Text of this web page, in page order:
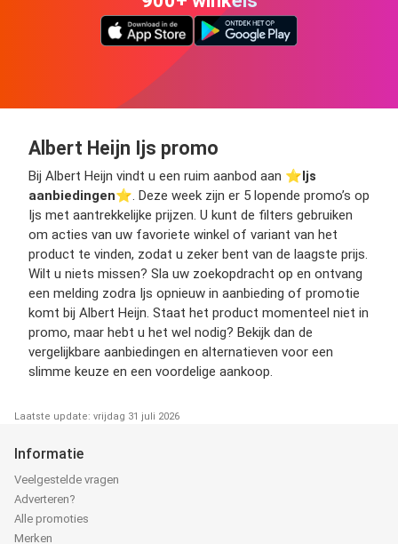
Albert Heijn Ijs promo
Bij Albert Heijn vindt u een ruim aanbod aan ⭐️Ijs
aanbiedingen⭐️. Deze week zijn er 5 lopende promo’s op
Ijs met aantrekkelijke prijzen. U kunt de filters gebruiken
om acties van uw favoriete winkel of variant van het
product te vinden, zodat u zeker bent van de laagste prijs.
Wilt u niets missen? Sla uw zoekopdracht op en ontvang
een melding zodra Ijs opnieuw in aanbieding of promotie
komt bij Albert Heijn. Staat het product momenteel niet in
promo, maar hebt u het wel nodig? Bekijk dan de
vergelijkbare aanbiedingen en alternatieven voor een
slimme keuze en een voordelige aankoop.
Laatste update: vrijdag 31 juli 2026
Informatie
Veelgestelde vragen
Adverteren?
Alle promoties
Merken